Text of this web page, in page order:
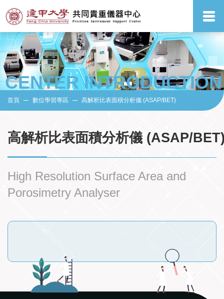
CENTER INTRODUCTION
首頁 數位學習專區 高解析比表面積分析儀 (ASAP/BET)
高解析比表面積分析儀 (ASAP/
High Resolution Surface Area and
Porosimetry Analyser